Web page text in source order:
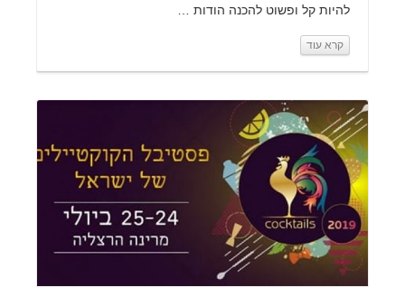
להיות קל ופשוט להכנה הודות …
קרא עוד